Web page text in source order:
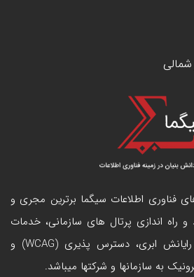
شمالی
فناوری اطلاعات سیگما برترین مجری و
و راه اندازی پرتال های سازمانی، خدمات
الکترونیکی امن، خدمات رایانش ابری، دسترس پذیری (WCAG) و
به سازمانها و شرکتها میباشد.